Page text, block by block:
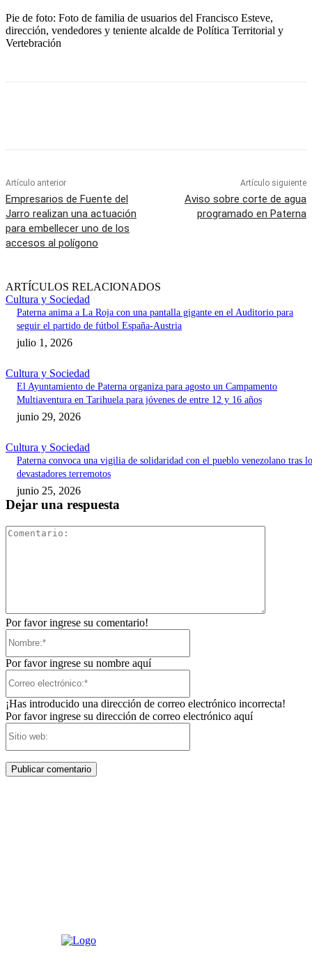
Pie de foto: Foto de familia de usuarios del Francisco Esteve,
dirección, vendedores y teniente alcalde de Política Territorial y
Vertebración
Artículo anterior
Empresarios de Fuente del
Jarro realizan una actuación
para embellecer uno de los
accesos al polígono
Artículo siguiente
Aviso sobre corte de agua
programado en Paterna
ARTÍCULOS RELACIONADOS
Cultura y Sociedad
Paterna anima a La Roja con una pantalla gigante en el Auditorio para
seguir el partido de fútbol España-Austria
julio 1, 2026
Cultura y Sociedad
El Ayuntamiento de Paterna organiza para agosto un Campamento
Multiaventura en Tarihuela para jóvenes de entre 12 y 16 años
junio 29, 2026
Cultura y Sociedad
Paterna convoca una vigilia de solidaridad con el pueblo venezolano tras
devastadores terremotos
junio 25, 2026
Dejar una respuesta
Por favor ingrese su comentario!
Por favor ingrese su nombre aquí
¡Has introducido una dirección de correo electrónico incorrecta!
Por favor ingrese su dirección de correo electrónico aquí